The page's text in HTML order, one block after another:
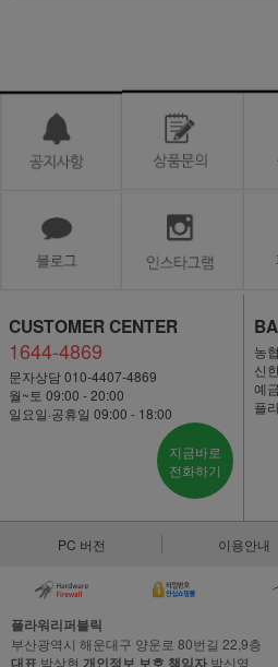
CUSTOMER CENTER
1644-4869
문자상담 010-4407-4869
월~토 09:00 - 20:00
일요일·공휴일 09:00 - 18:00
지금바로
전화하기
농
신
예
플
PC 버전 이용안내
플라워리퍼블릭
부산광역시 해운대구 양운로 80번길 22,9층
대표 박상현 개인정보 보호 책임자 박신영